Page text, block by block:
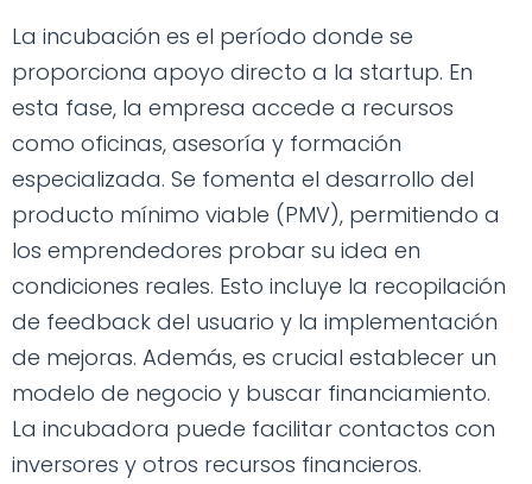
La incubación es el período donde se
proporciona apoyo directo a la startup. En
esta fase, la empresa accede a recursos
como oficinas, asesoría y formación
especializada. Se fomenta el desarrollo del
producto mínimo viable (PMV), permitiendo a
los emprendedores probar su idea en
condiciones reales. Esto incluye la recopilación
de feedback del usuario y la implementación
de mejoras. Además, es crucial establecer un
modelo de negocio y buscar financiamiento.
La incubadora puede facilitar contactos con
inversores y otros recursos financieros.